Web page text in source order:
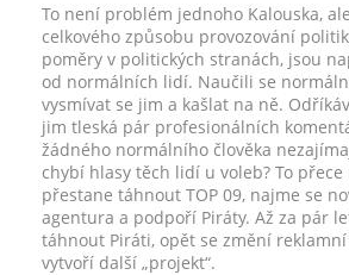
To není problém jednoho Kalouska,
celkového způsobu provozování
poměry v politických stranách, jsou
od normálních lidí. Naučili se
vysmívat se jim a kašlat na ně.
jim tleská pár profesionálních
žádného normálního člověka
chybí hlasy těch lidí u voleb? To přece
přestane táhnout TOP 09, najme se
agentura a podpoří Piráty. Až za pár
táhnout Piráti, opět se změní
vytvoří další „projekt“.